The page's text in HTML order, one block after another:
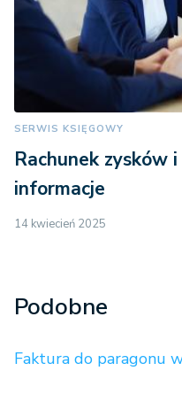
SERWIS KSIĘGOWY
Rachunek zysków
informacje
14 kwiecień 2025
Podobne
Faktura do paragonu